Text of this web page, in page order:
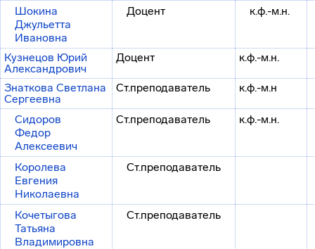
Шокина
Джульетта
Ивановна
Доцент к.ф.-м.н.
Кузнецов Юрий
Александрович
Доцент к.ф.-м.н.
Знаткова Светлана
Сергеевна
Ст.преподаватель к.ф.-м.н
Сидоров
Федор
Алексеевич
Ст.преподаватель к.ф.-м.н.
Королева
Евгения
Николаевна
Ст.преподаватель
Кочетыгова
Татьяна
Владимировна
Ст.преподаватель